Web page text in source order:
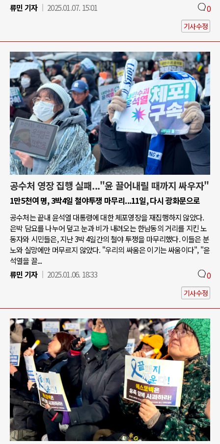
류민 기자
2025.01.07. 15:01 0
기사수정
공수처 영장 집행 실패..."윤 끌어내릴 때까지 싸우자"
1만5천여 명, 3박4일 철야투쟁 마무리...11일, 다시 광화문으로
공수처는 끝내 윤석열 대통령에 대한 체포영장을 재집행하지 않았다.
은박 담요를 나누어 덮고 눈과 비가 내려오는 한남동의 거리를 지킨 노
동자와 시민들은, 지난 3박 4일간의 철야 투쟁을 마무리했다. 이들은 분
노와 실망에만 머무르지 않았다. "우리의 싸움은 이기는 싸움이다", "윤
석열을 끌...
류민 기자
2025.01.06. 18:33 0
기사수정